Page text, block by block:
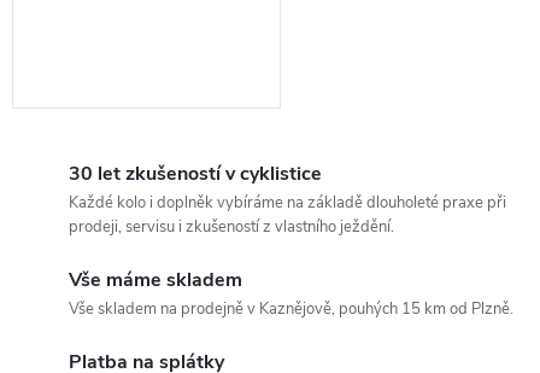
30 let zkušeností v cyklistice
Každé kolo i doplněk vybíráme na základě dlouholeté praxe při
prodeji, servisu i zkušeností z vlastního ježdění.
Vše máme skladem
Vše skladem na prodejně v Kaznějově, pouhých 15 km od Plzně.
Platba na splátky